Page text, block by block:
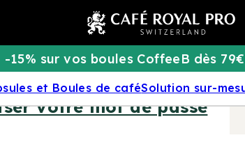
-15% sur vos boules CoffeeB dès
et Boules de caféSolution sur-
votre mot de passe